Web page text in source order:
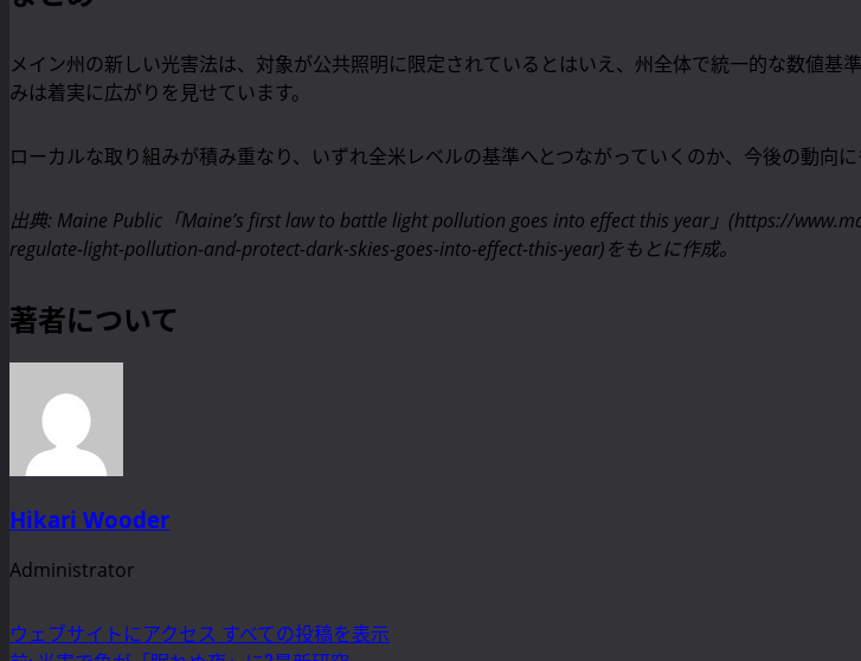
メイン州の新しい光害法は、対象が公共照明に限定されているとはいえ、州全体で統一的な数値
みは着実に広がりを見せています。
ローカルな取り組みが積み重なり、いずれ全米レベルの基準へとつながっていくのか、今後の動向に
出典: Maine Public「Maine’s first law to battle light pollution goes into effect this year」(https://
regulate-light-pollution-and-protect-dark-skies-goes-into-effect-this-year)をもとに作成。
著者について
Hikari Wooder
Administrator
ウェブサイトにアクセス すべての投稿を表示